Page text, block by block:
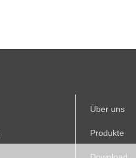
Über uns
Produkte